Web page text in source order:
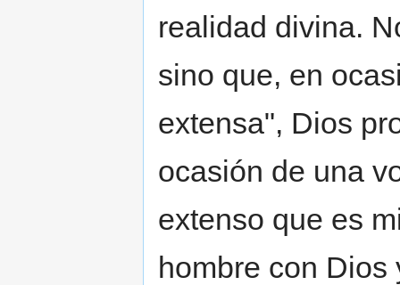
realidad divina.
sino que, en
extensa", Dios
ocasión de una
extenso que es
hombre con Dios